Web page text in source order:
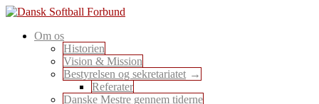
Skip
content
Dansk Softball Forbund
En sport for alle
Om os
Historien
Vision & Mission
Bestyrelsen og sekretariatet
Referater
Danske Mestre gennem tiderne